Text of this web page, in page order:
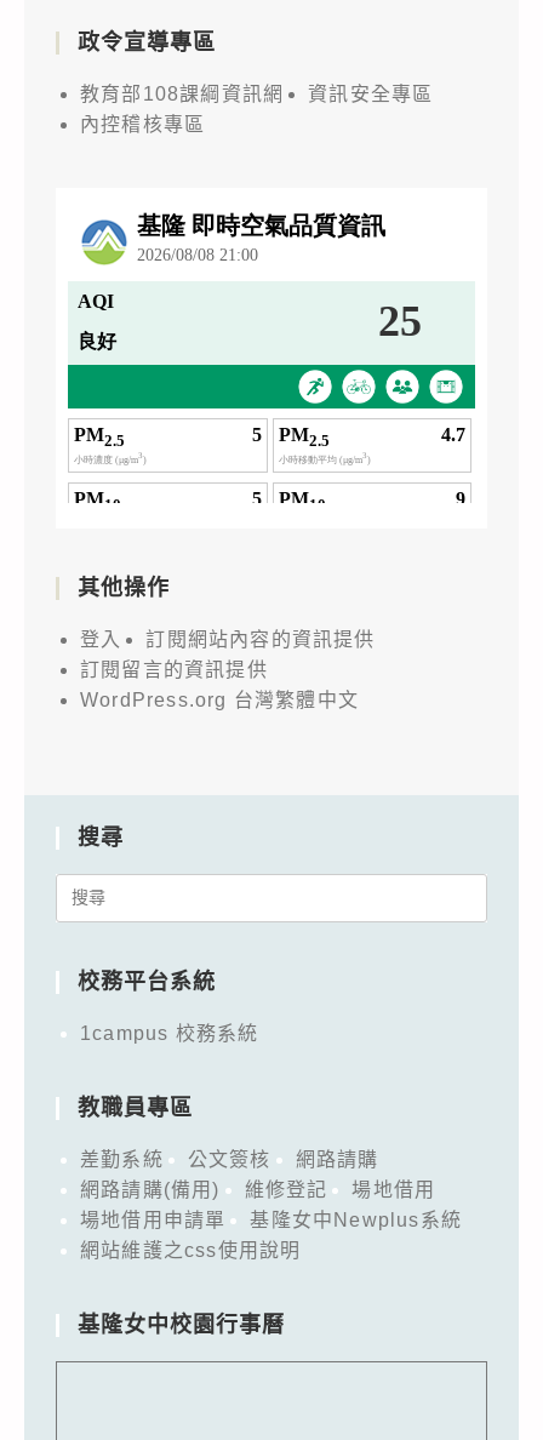
政令宣導專區
教育部108課綱資訊網
資訊安全專區
內控稽核專區
其他操作
登入
訂閱網站內容的資訊提供
訂閱留言的資訊提供
WordPress.org 台灣繁體中文
搜尋
Search
校務平台系統
1campus 校務系統
教職員專區
差勤系統 公文簽核
網路請購
網路請購(備用)
維修登記
場地借用
場地借用申請單
基隆女中Newplus系統
網站維護之css使用說明
基隆女中校園行事曆